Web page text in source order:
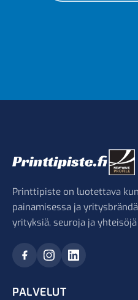
Printtipiste on luotettava
painamisessa ja
yrityksiä, seuroja ja
PALVELUT